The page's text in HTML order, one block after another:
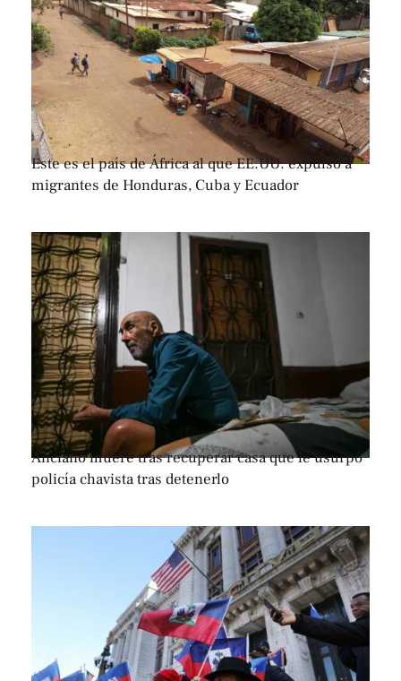
Este es el país de África al que EE.UU. expulsó a
migrantes de Honduras, Cuba y Ecuador
Anciano muere tras recuperar casa que le usurpó
policía chavista tras detenerlo